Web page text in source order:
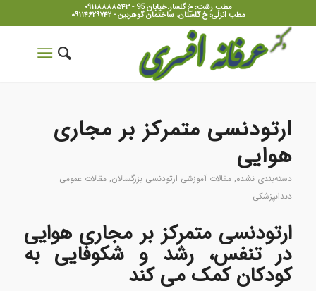
مطب رشت: خ گلسار.خیابان 95 - ۰۹۱۱۸۸۸۸۵۴۳
مطب انزلی: خ گلستان، ساختمان گوهربین - ۰۹۱۱۴۶۲۹۷۴۲
ارتودنسی متمرکز بر مجاری
هوایی
دسته‌بندی نشده, مقالات آموزشی ارتودنسی بزرگسالان, مقالات عمومی
دندانپزشکی
ارتودنسی متمرکز بر مجاری هوایی
در تنفس، رشد و شکوفایی به
کودکان کمک می کند